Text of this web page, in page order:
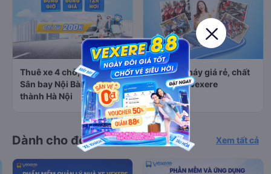
Thuê xe 4 chỗ, 7 chỗ từ
Sân bay Nội Bài đi Nội
thành Hà Nội
Thuê xe máy giá rẻ, chất
lượng tại Vexere
Dành cho đối tác của Vexere Xem tất cả